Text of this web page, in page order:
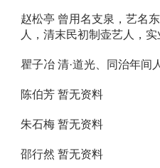
赵松亭 曾用名支泉，艺名
人，清末民初制壶艺人，实
瞿子冶 清·道光、同治年间人
陈伯芳 暂无资料
朱石梅 暂无资料
邵行然 暂无资料